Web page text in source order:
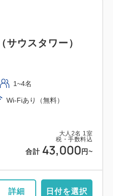
大人 2名 1室
税・手数料込
合計 43,000 円~
サウスタワー）
1~4名
Wi-Fiあり（無料）
詳細 日付を選択